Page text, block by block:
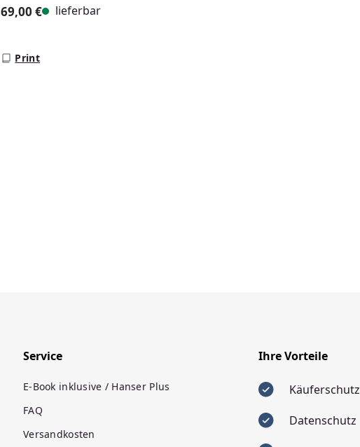
69,00 € lieferbar
Print
Service
E-Book inklusive / Hanser Plus
FAQ
Versandkosten
Ihre Vorteile
Käuferschutz
Datenschutz